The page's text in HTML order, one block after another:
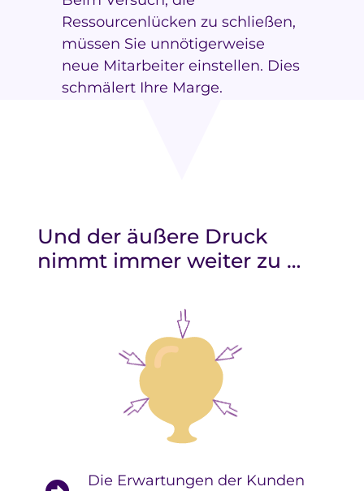
Ressourcenlücken zu schließen,
müssen Sie unnötigerweise
neue Mitarbeiter einstellen. Dies
schmälert Ihre Marge.
Und der äußere Druck
nimmt immer weiter zu …
Die Erwartungen der Kunden